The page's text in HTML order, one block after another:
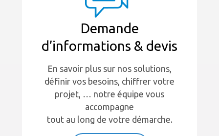
Demande
d’informations & devis
En savoir plus sur nos solutions,
définir vos besoins, chiffrer votre
projet, … notre équipe vous
accompagne
tout au long de votre démarche.